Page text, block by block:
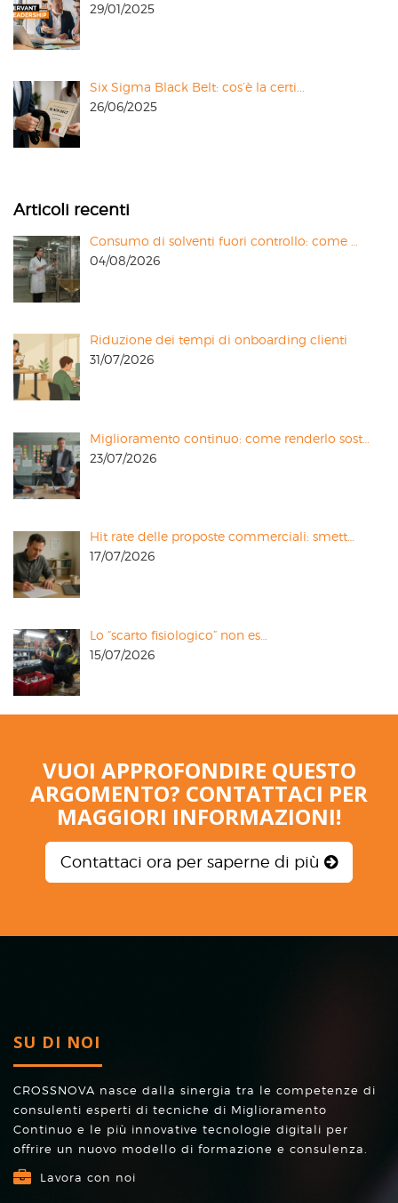
29/01/2025
Six Sigma Black Belt: cos’è la certi...
26/06/2025
Articoli recenti
Consumo di solventi fuori controllo: come …
04/08/2026
Riduzione dei tempi di onboarding clienti
31/07/2026
Miglioramento continuo: come renderlo sost…
23/07/2026
Hit rate delle proposte commerciali: smett…
17/07/2026
Lo “scarto fisiologico” non es…
15/07/2026
VUOI APPROFONDIRE QUESTO
ARGOMENTO? CONTATTACI PER
MAGGIORI INFORMAZIONI!
Contattaci ora per saperne di più
SU DI NOI
CROSSNOVA nasce dalla sinergia tra le competenze di
consulenti esperti di tecniche di Miglioramento
Continuo e le più innovative tecnologie digitali per
offrire un nuovo modello di formazione e consulenza.
Lavora con noi